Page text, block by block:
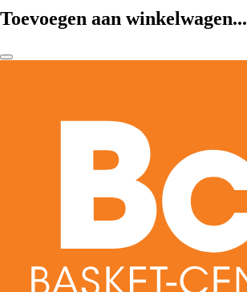
Toevoegen aan winkelwagen...